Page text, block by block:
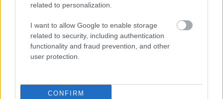
related to personalization.
I want to allow Google to enable storage
related to security, including authentication
functionality and fraud prevention, and other
user protection.
CONFIRM
Caterhamnél mindössze egyetlen F1-es hétvégéje
volt, legjobb eredménye kiesésként szerepel,
sportautózásban viszont három LMP1-es Le
Mans-győzelmet és egy összetett sikert szerzett